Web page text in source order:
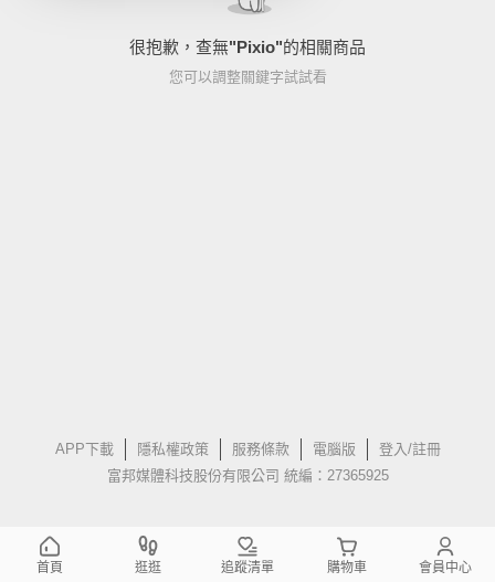
很抱歉，查無"Pixio"的相關商品
您可以調整關鍵字試試看
APP下載 隱私權政策 服務條款 電腦版
登入/註冊
富邦媒體科技股份有限公司 統編：27365925
首頁 逛逛 追蹤清單 購物車 會員中心